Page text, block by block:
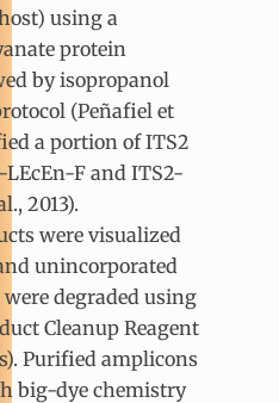
using a
protein
by isopropanol
(Peñafiel et
a portion of ITS2
F and ITS2-
2013).
were visualized
unincorporated
degraded using
Cleanup Reagent
Purified amplicons
big-dye chemistry